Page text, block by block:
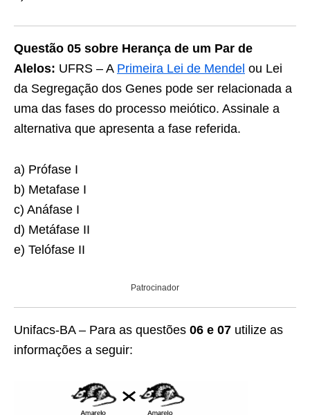
Questão 05 sobre Herança de um Par de
Alelos: UFRS – A Primeira Lei de Mendel ou Lei
da Segregação dos Genes pode ser relacionada a
uma das fases do processo meiótico. Assinale a
alternativa que apresenta a fase referida.
a) Prófase I
b) Metafase I
c) Anáfase I
d) Metáfase II
e) Telófase II
Patrocinador
Unifacs-BA – Para as questões 06 e 07 utilize as
informações a seguir: